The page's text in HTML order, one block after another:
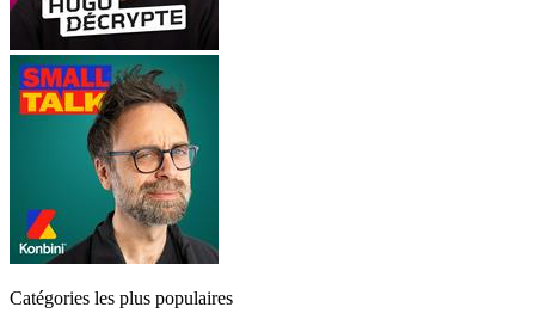
Catégories les plus populaires